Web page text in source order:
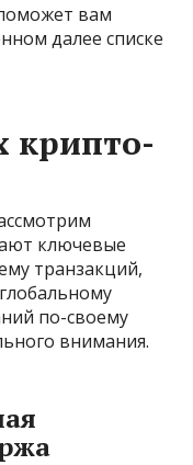
вам
далее списке
крипто-
ключевые
транзакций,
по-своему
внимания.